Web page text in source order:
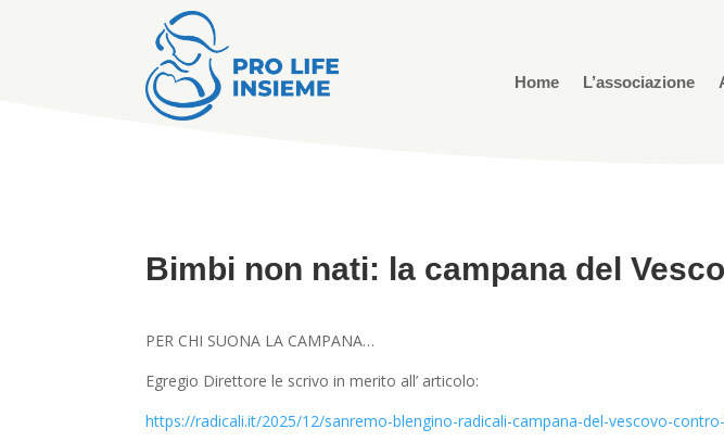
Home L’associazione
Bimbi non nati: la campana del
PER CHI SUONA LA CAMPANA…
Egregio Direttore le scrivo in merito all’ articolo:
https://radicali.it/2025/12/sanremo-blengino-radicali-campana-del-vescovo-